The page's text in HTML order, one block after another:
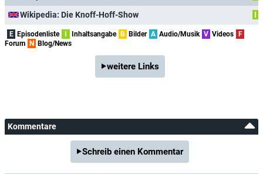
Wikipedia: Die Knoff-Hoff-Show
I
E Episodenliste I Inhaltsangabe B Bilder A Audio/Musik V Videos F
Forum N Blog/News
weitere Links
Kommentare
Schreib einen Kommentar